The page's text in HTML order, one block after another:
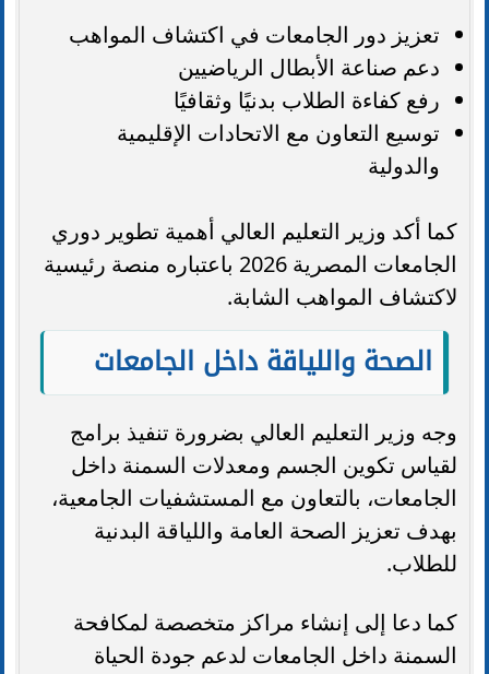
تعزيز دور الجامعات في اكتشاف المواهب
دعم صناعة الأبطال الرياضيين
رفع كفاءة الطلاب بدنيًا وثقافيًا
توسيع التعاون مع الاتحادات الإقليمية
والدولية
كما أكد وزير التعليم العالي أهمية تطوير دوري
الجامعات المصرية 2026 باعتباره منصة رئيسية
لاكتشاف المواهب الشابة.
الصحة واللياقة داخل الجامعات
وجه وزير التعليم العالي بضرورة تنفيذ برامج
لقياس تكوين الجسم ومعدلات السمنة داخل
الجامعات، بالتعاون مع المستشفيات الجامعية،
بهدف تعزيز الصحة العامة واللياقة البدنية
للطلاب.
كما دعا إلى إنشاء مراكز متخصصة لمكافحة
السمنة داخل الجامعات لدعم جودة الحياة